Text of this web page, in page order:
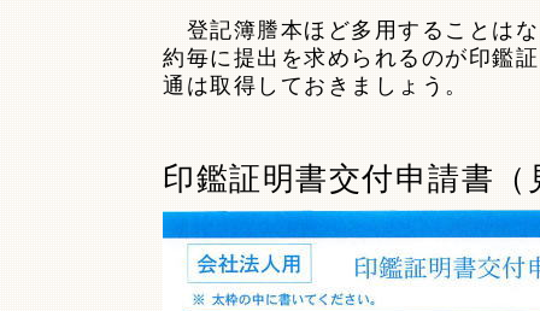
登記簿謄本ほど多用することは
約毎に提出を求められるのが印鑑
通は取得しておきましょう。
印鑑証明書交付申請書（